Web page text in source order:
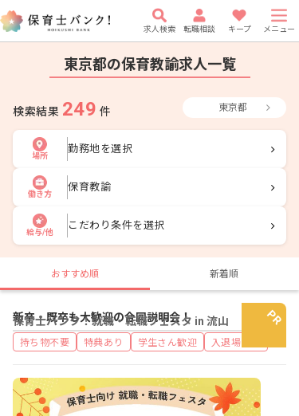
求人検索 転職相談 キープ メニュー
東京都の保育教諭求人一覧
検索結果 249 件 東京都
場所
勤務地を選択
働き方
保育教諭
給与/他
こだわり条件を選択
おすすめ順 新着順
保育士バンク！就職・転職フェスタ in 流山
新卒・既卒も大歓迎の合同説明会！
持ち物不要 特典あり 学生さん歓迎 入退場自由